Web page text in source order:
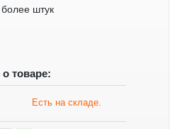
штук
товаре:
Есть на складе.